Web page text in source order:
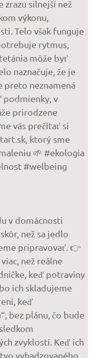
zrazu silnejší než
výkonu,
Telo však funguje
rytmus,
môže byť
naznačuje, že je
preto neznamená
podmienky, v
prirodzene
vás prečítať si
ktorý sme
🌱 #ekologia
#welbeing